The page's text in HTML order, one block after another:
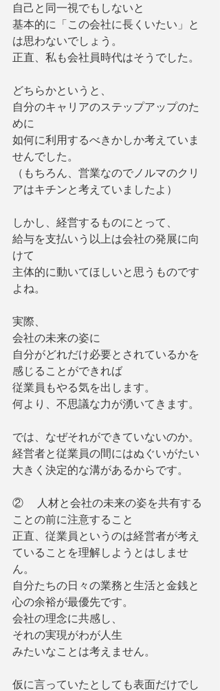
自己と同一視でもしないと
基本的に「この会社に長くいたい」と
は思わないでしょう。
正直、私も会社員時代はそうでした。
どちらかというと、
自分のキャリアのステップアップのた
めに
如何に利用するべきかしか考えていま
せんでした。
（もちろん、営業なのでノルマのクリ
アはキチンと考えていましたよ）
しかし、経営するものにとって、
給与を支払いう以上は会社の発展に向
けて
主体的に動いてほしいと思うものです
よね。
実際、
会社の未来の姿に
自分がどれだけ必要とされているかを
感じることができれば
従業員もやる気を出します。
何より、不思議な力が湧いてきます。
では、なぜそれができていないのか。
経営者と従業員の間にはぬぐいがたい
大きく決定的な溝があるからです。
②     人材と会社の未来の姿を共有する
ことの前に注意すること
正直、従業員というのは経営者が考え
ていることを理解しようとはしませ
ん。
自分たちの日々の業務と生活と金銭と
心の余裕が最優先です。
会社の理念に共感し、
それの実現がわが人生
みたいなことは考えません。
仮に言っていたとしても表面だけでし